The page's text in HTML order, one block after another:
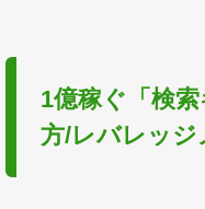
1億稼ぐ「検
方/レバレッジ